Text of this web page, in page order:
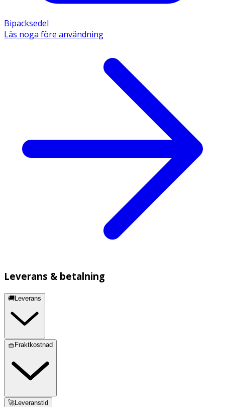
Bipacksedel
Läs noga före användning
Leverans & betalning
🚚Leverans
🧺Fraktkostnad
🚀Leveranstid